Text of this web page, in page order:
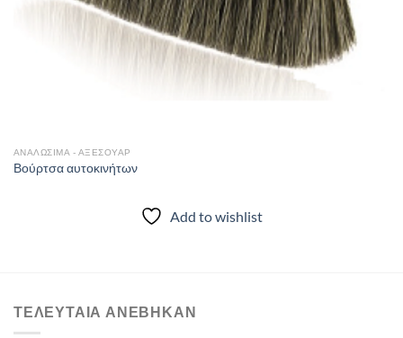
ΑΝΑΛΩΣΙΜΑ - ΑΞΕΣΟΥΑΡ
Βούρτσα αυτοκινήτων
Add to wishlist
ΤΕΛΕΥΤΑΙΑ ΑΝΈΒΗΚΑΝ